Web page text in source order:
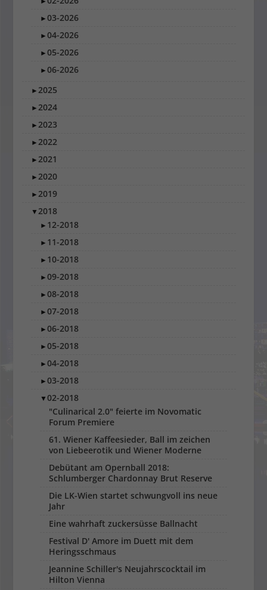
►03-2026
►04-2026
►05-2026
►06-2026
►2025
►2024
►2023
►2022
►2021
►2020
►2019
▼2018
► 12-2018
► 11-2018
► 10-2018
►09-2018
►08-2018
►07-2018
►06-2018
►05-2018
►04-2018
►03-2018
▼02-2018
"Culinarical 2.0" feierte im Novomatic
Forum Premiere
61. Wiener Kaffeesieder, Ball im zeichen
von Liebeerotik und Wiener Moderne
Debütant am Opernball 2018:
Schlumberger Chardonnay Brut Reserve
Die LK-Wien startet schwungvoll ins neue
Jahr
Eine wahrhaft zuckersüsse Ballnacht
Festival D' Amore im Duett mit dem
Heringsschmaus
Jeannine Schiller's Neujahrscocktail im
Hilton Vienna